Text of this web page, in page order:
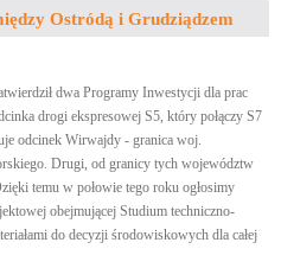
Ostródą i Grudziądzem
dwa Programy Inwestycji dla prac
drogi ekspresowej S5, który połączy S7
odcinek Wirwajdy - granica woj.
Drugi, od granicy tych województw
temu w połowie tego roku ogłosimy
obejmującej Studium techniczno-
do decyzji środowiskowych dla całej